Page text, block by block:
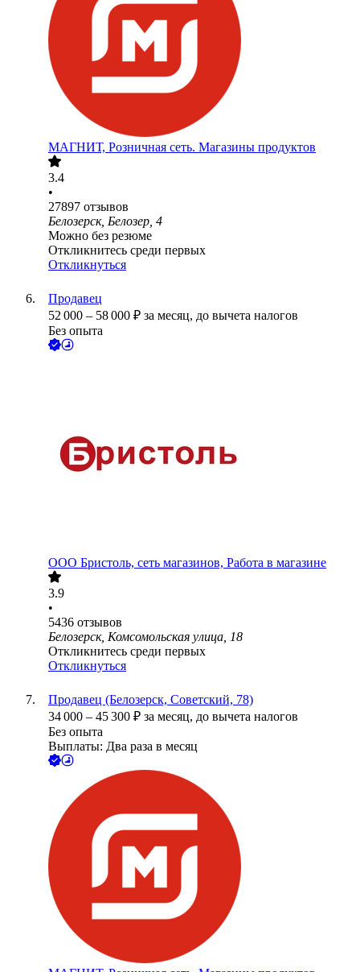
МАГНИТ, Розничная сеть. Магазины продуктов
3.4
•
27897 отзывов
Белозерск, Белозер, 4
Можно без резюме
Откликнитесь среди первых
Откликнуться
Продавец
52 000 – 58 000 ₽ за месяц, до вычета налогов
Без опыта
ООО Бристоль, сеть магазинов, Работа в магазине
3.9
•
5436 отзывов
Белозерск, Комсомольская улица, 18
Откликнитесь среди первых
Откликнуться
Продавец (Белозерск, Советский, 78)
34 000 – 45 300 ₽ за месяц, до вычета налогов
Без опыта
Выплаты: Два раза в месяц